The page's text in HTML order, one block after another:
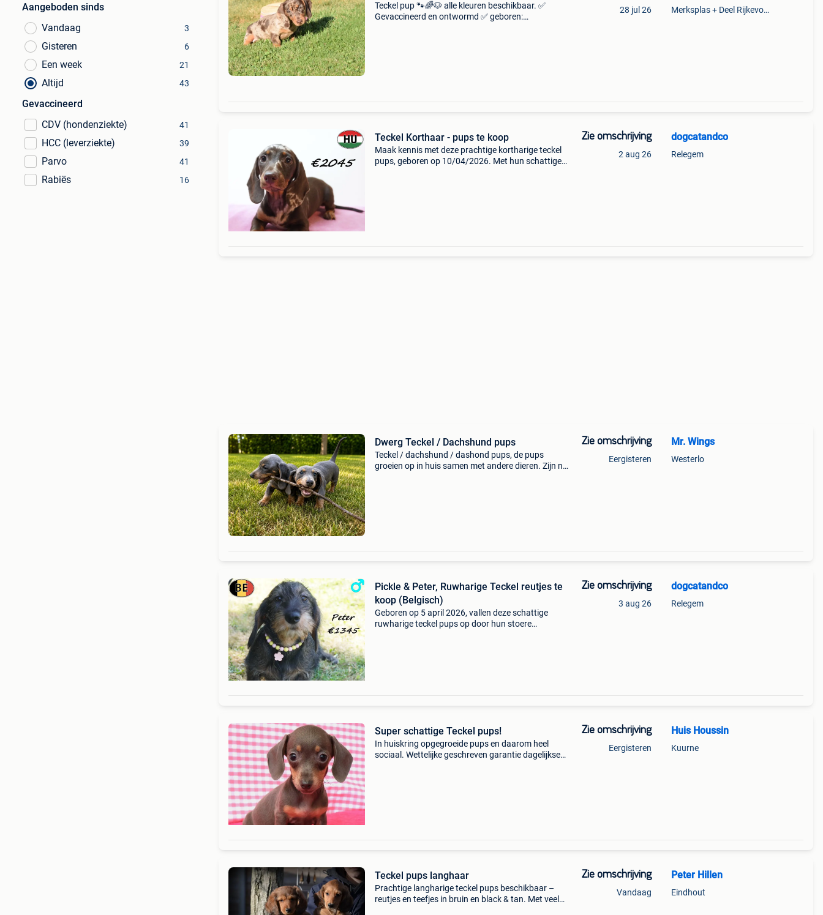
Aangeboden sinds
Vandaag
3
Gisteren 6
Een week 21
Altijd 43
Gevaccineerd
CDV (hondenziekte)
41
HCC (leverziekte) 39
Parvo 41
Rabiës 16
Teckel pup 🐾🌈🐶 alle kleuren beschikbaar. ✅
Gevaccineerd en ontwormd ✅ geboren:
28 jul 26 Merksplas + Deel Rijkevorsel
Teckel Korthaar - pups te koop
Maak kennis met deze prachtige kortharige teckel
pups, geboren op 10/04/2026. Met hun schattige
Zie omschrijving
2 aug 26
dogcatandco
Relegem
Dwerg Teckel / Dachshund pups
Teckel / dachshund / dashond pups, de pups
groeien op in huis samen met andere dieren. Zijn nu
Zie omschrijving
Eergisteren
Mr. Wings
Westerlo
Pickle & Peter, Ruwharige Teckel reutjes te
koop (Belgisch)
Geboren op 5 april 2026, vallen deze schattige
ruwharige teckel pups op door hun stoere
Zie omschrijving
3 aug 26
dogcatandco
Relegem
Super schattige Teckel pups!
In huiskring opgegroeide pups en daarom heel
sociaal. Wettelijke geschreven garantie dagelijkse
Zie omschrijving
Eergisteren
Huis Houssin
Kuurne
Teckel pups langhaar
Prachtige langharige teckel pups beschikbaar –
reutjes en teefjes in bruin en black & tan. Met veel
Zie omschrijving
Vandaag
Peter Hillen
Eindhout